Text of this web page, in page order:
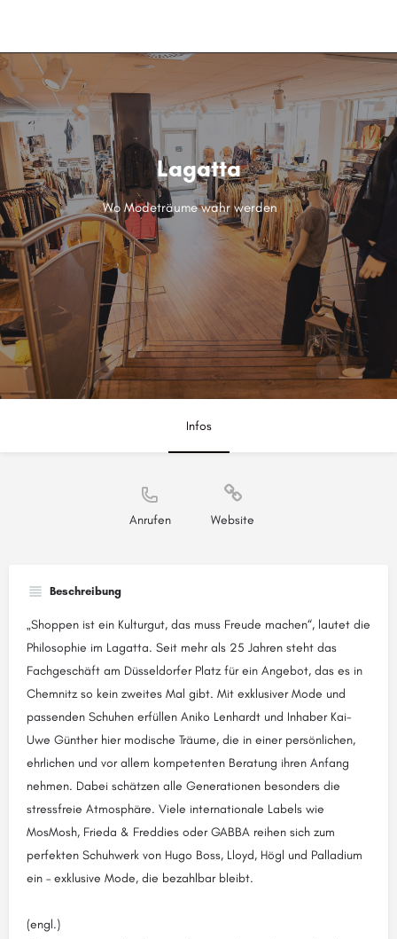
Lagatta
Wo Modeträume wahr werden
Infos
Anrufen Website
Beschreibung
„Shoppen ist ein Kulturgut, das muss Freude machen“, lautet die
Philosophie im Lagatta. Seit mehr als 25 Jahren steht das
Fachgeschäft am Düsseldorfer Platz für ein Angebot, das es in
Chemnitz so kein zweites Mal gibt. Mit exklusiver Mode und
passenden Schuhen erfüllen Aniko Lenhardt und Inhaber Kai-
Uwe Günther hier modische Träume, die in einer persönlichen,
ehrlichen und vor allem kompetenten Beratung ihren Anfang
nehmen. Dabei schätzen alle Generationen besonders die
stressfreie Atmosphäre. Viele internationale Labels wie
MosMosh, Frieda & Freddies oder GABBA reihen sich zum
perfekten Schuhwerk von Hugo Boss, Lloyd, Högl und Palladium
ein – exklusive Mode, die bezahlbar bleibt.
(engl.)